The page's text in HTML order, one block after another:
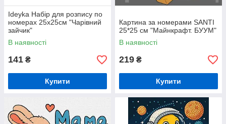
Ideyka Набір для розпису по
номерах 25х25см "Чарівний
зайчик"
В наявності
141 ₴
Купити
Картина за номерами SANTI
25*25 см "Майнкрафт. БУУМ"
В наявності
219 ₴
Купити